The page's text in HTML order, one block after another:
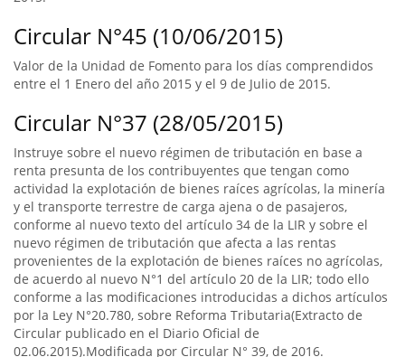
Circular N°45 (10/06/2015)
Valor de la Unidad de Fomento para los días comprendidos
entre el 1 Enero del año 2015 y el 9 de Julio de 2015.
Circular N°37 (28/05/2015)
Instruye sobre el nuevo régimen de tributación en base a
renta presunta de los contribuyentes que tengan como
actividad la explotación de bienes raíces agrícolas, la minería
y el transporte terrestre de carga ajena o de pasajeros,
conforme al nuevo texto del artículo 34 de la LIR y sobre el
nuevo régimen de tributación que afecta a las rentas
provenientes de la explotación de bienes raíces no agrícolas,
de acuerdo al nuevo N°1 del artículo 20 de la LIR; todo ello
conforme a las modificaciones introducidas a dichos artículos
por la Ley N°20.780, sobre Reforma Tributaria(Extracto de
Circular publicado en el Diario Oficial de
02.06.2015).Modificada por Circular N° 39, de 2016.